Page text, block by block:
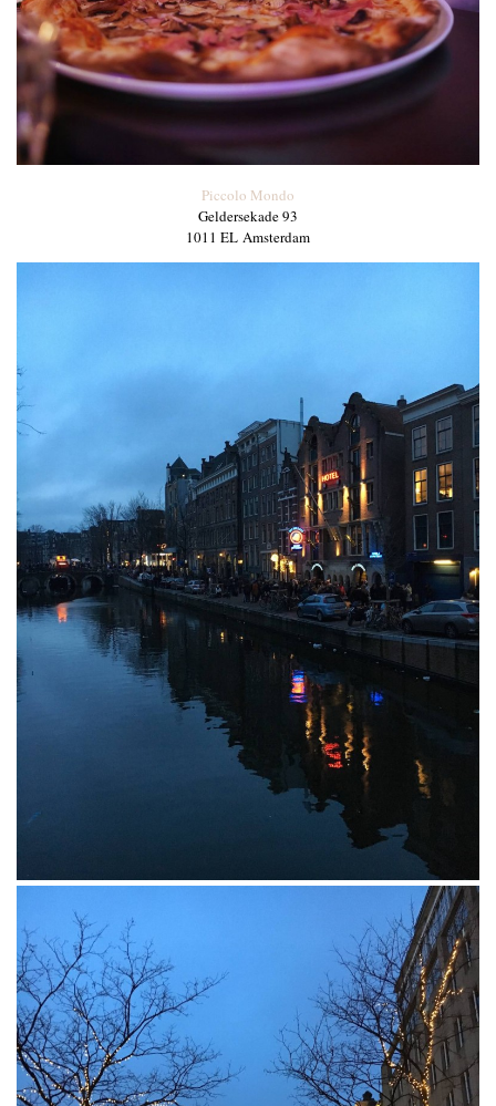
Piccolo Mondo
Geldersekade 93
1011 EL Amsterdam